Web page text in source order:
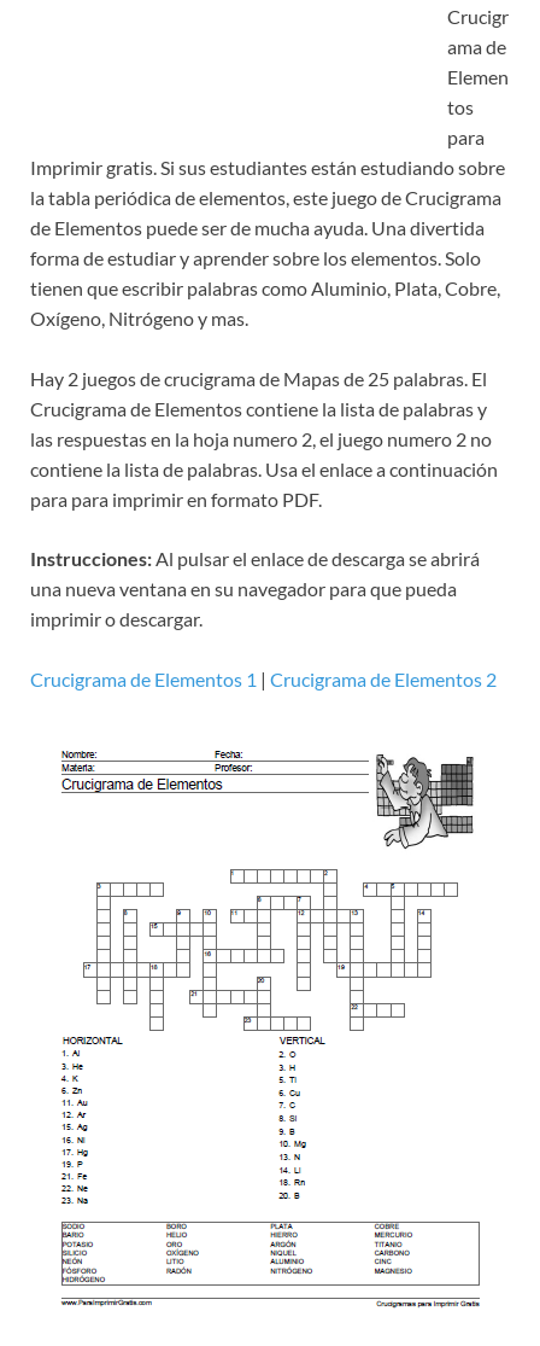
Crucigr
ama de
Elemen
tos
para
Imprimir gratis. Si sus estudiantes están estudiando sobre
la tabla periódica de elementos, este juego de Crucigrama
de Elementos puede ser de mucha ayuda. Una divertida
forma de estudiar y aprender sobre los elementos. Solo
tienen que escribir palabras como Aluminio, Plata, Cobre,
Oxígeno, Nitrógeno y mas.
Hay 2 juegos de crucigrama de Mapas de 25 palabras. El
Crucigrama de Elementos contiene la lista de palabras y
las respuestas en la hoja numero 2, el juego numero 2 no
contiene la lista de palabras. Usa el enlace a continuación
para para imprimir en formato PDF.
Instrucciones:Al pulsar el enlace de descarga se abrirá
una nueva ventana en su navegador para que pueda
imprimir o descargar.
Crucigrama de Elementos 1 | Crucigrama de Elementos 2